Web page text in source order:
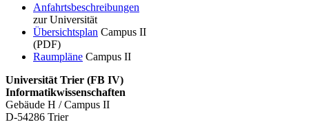
Anfahrtsbeschreibungen
zur Universität
Übersichtsplan Campus II
(PDF)
Raumpläne Campus II
Universität Trier (FB IV)
Informatikwissenschaften
Gebäude H / Campus II
D-54286 Trier